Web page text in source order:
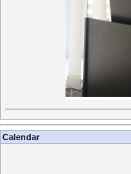
Calendar